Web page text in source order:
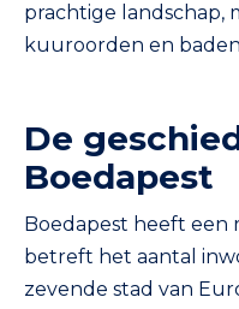
prachtige landschap,
kuuroorden en
De
Boedapest
Boedapest heeft een
betreft het aantal
zevende stad van